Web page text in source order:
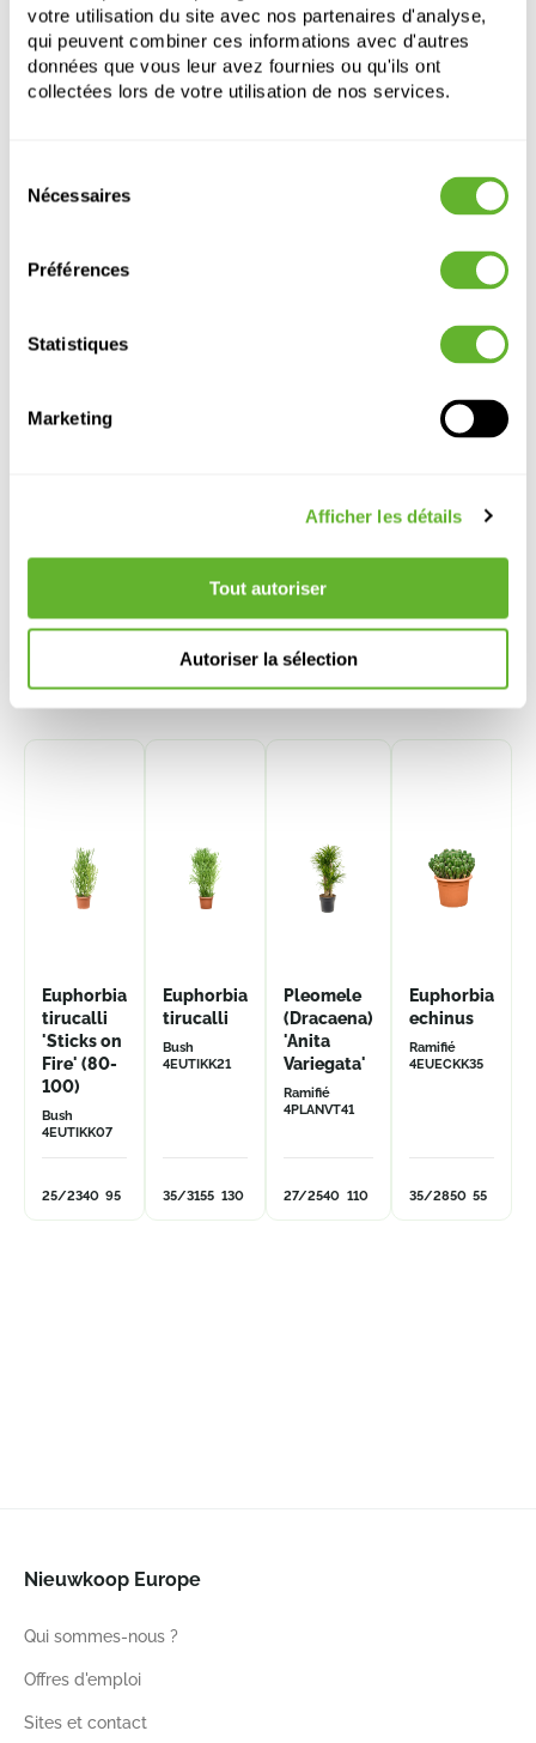
votre utilisation du site avec nos partenaires d'analyse,
qui peuvent combiner ces informations avec d'autres
données que vous leur avez fournies ou qu'ils ont
collectées lors de votre utilisation de nos services.
Nécessaires
Préférences
Statistiques
Marketing
Afficher les détails
Tout autoriser
Autoriser la sélection
Euphorbia tirucalli 'Sticks on Fire' prospère avec
beaucoup de lumière et dans un sol bien drainé. Elle
tolère bien la sécheresse et nécessite peu d’arrosage.
Un excès d’eau peut provoquer la pourriture des
de croissance.
Euphorbia tirucalli 'Sticks on Fire' (100-
Bush
Largeur:
30/28
Autre produits
Euphorbia
tirucalli
'Sticks on
Fire' (80-
100)
Bush
4EUTIKK07
25/2340 95
Euphorbia
tirucalli
Bush
4EUTIKK21
35/3155 130
Pleomele
(Dracaena)
'Anita
Variegata'
Ramifié
4PLANVT41
27/2540 110
Euphorbia
echinus
Ramifié
4EUECKK35
35/2850 55
Nieuwkoop Europe
Qui sommes-nous ?
Offres d'emploi
Sites et contact